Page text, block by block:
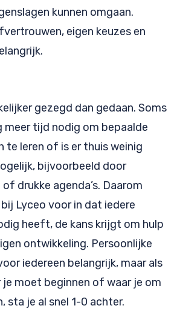
kunnen omgaan.
eigen keuzes en
gezegd dan gedaan. Soms
meer tijd nodig om bepaalde
te leren of is er thuis weinig
bijvoorbeeld door
drukke agenda’s. Daarom
Lyceo voor in dat iedere
heeft, de kans krijgt om hulp
ontwikkeling. Persoonlijke
iedereen belangrijk, maar als
moet beginnen of waar je om
sta je al snel 1-0 achter.